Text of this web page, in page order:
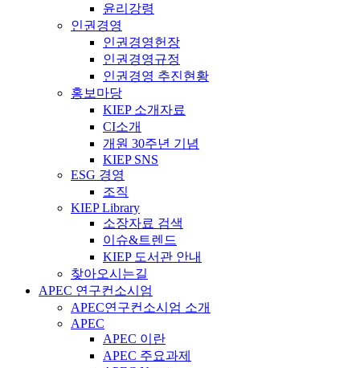
윤리강령
인권경영
인권경영헌장
인권경영규정
인권경영 추진현황
홍보마당
KIEP 소개자료
CI소개
개원 30주년 기념
KIEP SNS
ESG 경영
조직
KIEP Library
소장자료 검색
이슈&트렌드
KIEP 도서관 안내
찾아오시는길
APEC 연구컨소시엄
APEC연구컨소시엄 소개
APEC
APEC 이란
APEC 주요과제